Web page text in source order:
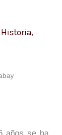
Historia,